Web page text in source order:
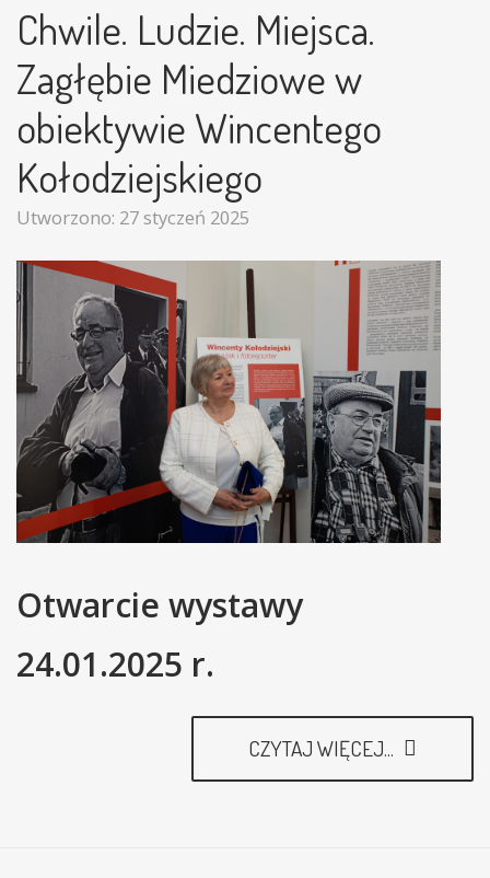
Chwile. Ludzie. Miejsca.
Zagłębie Miedziowe w
obiektywie Wincentego
Kołodziejskiego
Utworzono: 27 styczeń 2025
Otwarcie wystawy
24.01.2025 r.
CZYTAJ WIĘCEJ...